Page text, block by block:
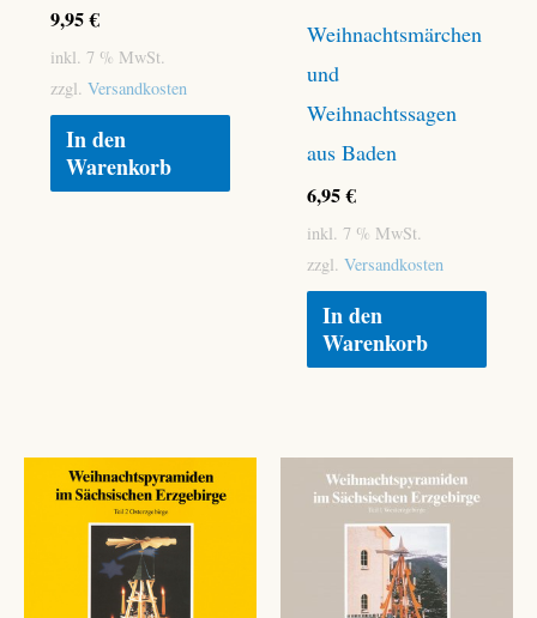
9,95€
inkl. 7 % MwSt.
zzgl. Versandkosten
In den
Warenkorb
Weihnachtsmärchen
und
Weihnachtssagen
aus Baden
6,95€
inkl. 7 % MwSt.
zzgl. Versandkosten
In den
Warenkorb